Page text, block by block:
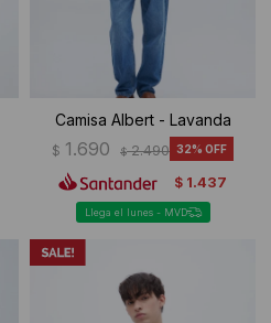
Camisa Albert - Lavanda
$ 1.690 $ 2.490 32
$ 1.437
Llega el lunes - MVD